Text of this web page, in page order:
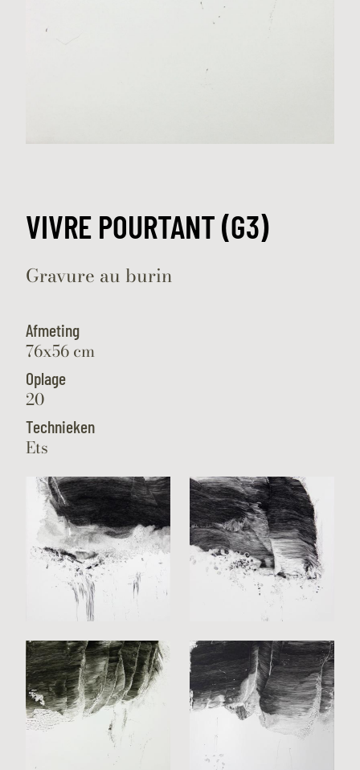
VIVRE POURTANT (G3)
Gravure au burin
Afmeting
76x56 cm
Oplage
20
Technieken
Ets